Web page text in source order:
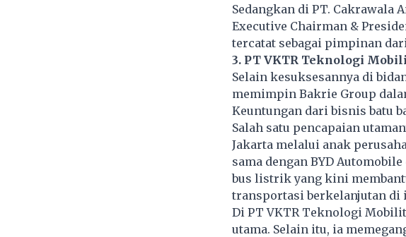
Sedangkan di PT. Cakrawala
Executive Chairman &
tercatat sebagai pimpinan
3. PT VKTR Teknologi
Selain kesuksesannya di
memimpin Bakrie Group
Keuntungan dari bisnis batu
Salah satu pencapaian
Jakarta melalui anak
sama dengan BYD
bus listrik yang kini
transportasi berkelanjutan di
Di PT VKTR Teknologi
utama. Selain itu, ia